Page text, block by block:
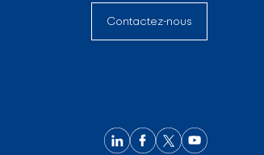
Contactez-nous